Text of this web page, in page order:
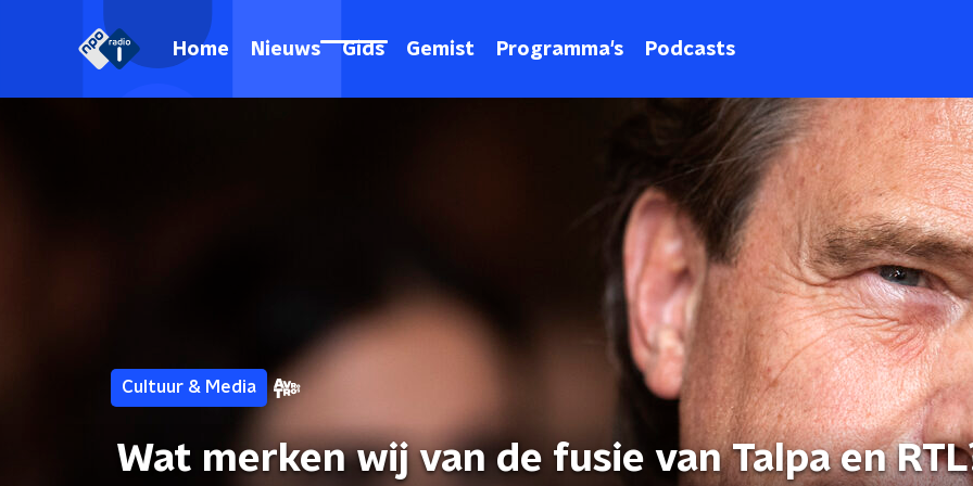
Home Nieuws Gids Gemist Programma's Podcasts
Cultuur & Media
Wat merken wij van de fusie van Talpa en